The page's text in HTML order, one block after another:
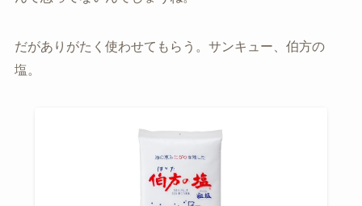
だがありがたく使わせてもらう。サンキュー、伯方の
塩。